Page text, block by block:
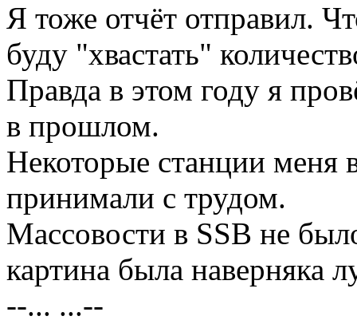
Я тоже отчёт отправил.
буду "хвастать"
Правда в этом году я
в прошлом.
Некоторые станции меня
принимали с трудом.
Массовости в SSB не
картина была наверняка
--... ...--